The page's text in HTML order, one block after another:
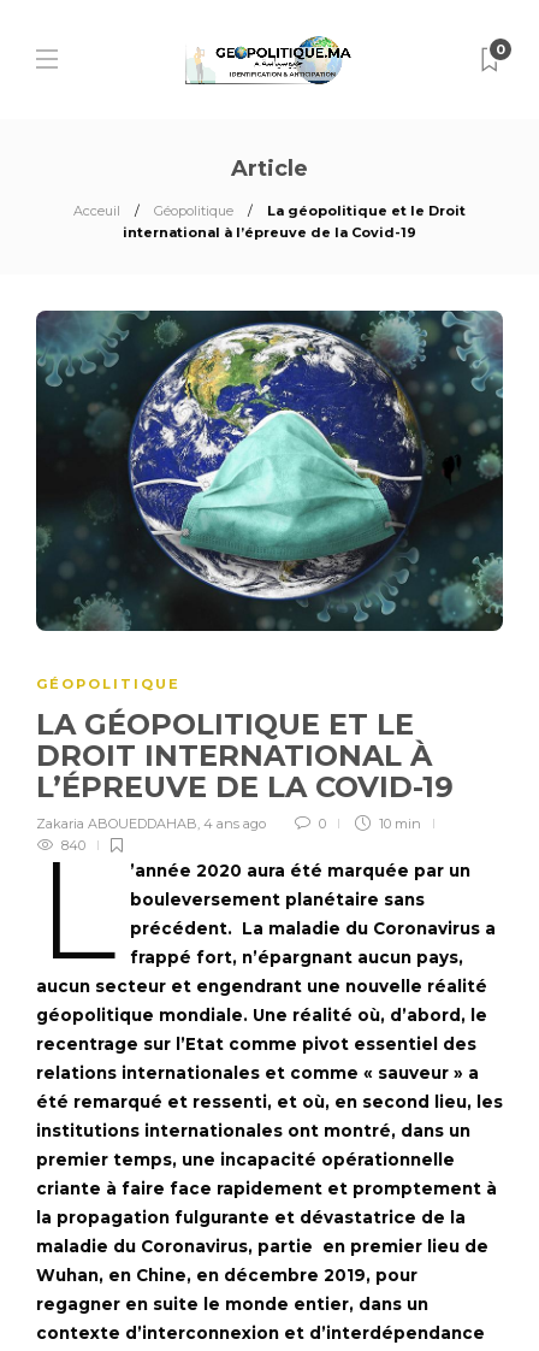
0
Article
Acceuil Géopolitique
La géopolitique et le Droit
international à l’épreuve de la Covid-19
GÉOPOLITIQUE
LA GÉOPOLITIQUE ET LE
DROIT INTERNATIONAL À
L’ÉPREUVE DE LA COVID-19
Zakaria ABOUEDDAHAB, 4 ans ago 0
10 min
840
L
’année 2020 aura été marquée par un
bouleversement planétaire sans
précédent. La maladie du Coronavirus a
frappé fort, n’épargnant aucun pays,
aucun secteur et engendrant une nouvelle réalité
géopolitique mondiale. Une réalité où, d’abord, le
recentrage sur l’Etat comme pivot essentiel des
relations internationales et comme « sauveur » a
été remarqué et ressenti, et où, en second lieu, les
institutions internationales ont montré, dans un
premier temps, une incapacité opérationnelle
criante à faire face rapidement et promptement à
la propagation fulgurante et dévastatrice de la
maladie du Coronavirus, partie en premier lieu de
Wuhan, en Chine, en décembre 2019, pour
regagner en suite le monde entier, dans un
contexte d’interconnexion et d’interdépendance